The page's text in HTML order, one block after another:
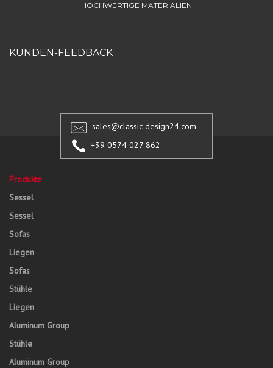
HOCHWERTIGE MATERIALIEN
KUNDEN-FEEDBACK
sales@classic-design24.com
+39 0574 027 862
Produkte
Sessel
Sessel
Sofas
Liegen
Sofas
Stühle
Liegen
Aluminum Group
Stühle
Aluminum Group